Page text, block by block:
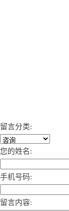
留言分类:
您的姓名:
手机号码:
留言内容: